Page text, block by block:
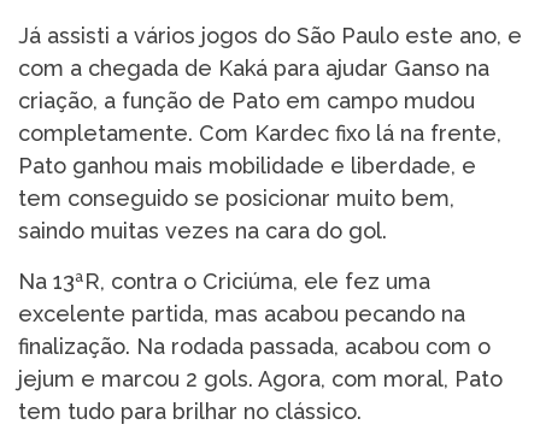
Já assisti a vários jogos do São Paulo este ano, e
com a chegada de Kaká para ajudar Ganso na
criação, a função de Pato em campo mudou
completamente. Com Kardec fixo lá na frente,
Pato ganhou mais mobilidade e liberdade, e
tem conseguido se posicionar muito bem,
saindo muitas vezes na cara do gol.
Na 13ªR, contra o Criciúma, ele fez uma
excelente partida, mas acabou pecando na
finalização. Na rodada passada, acabou com o
jejum e marcou 2 gols. Agora, com moral, Pato
tem tudo para brilhar no clássico.